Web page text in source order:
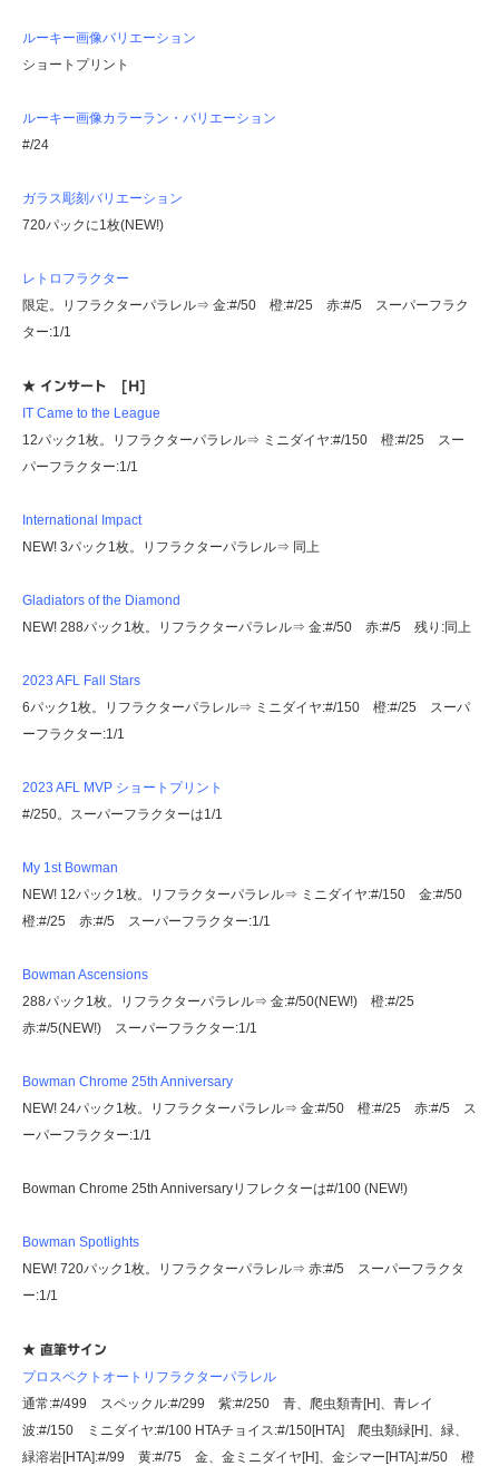
ルーキー画像バリエーション
ショートプリント
ルーキー画像カラーラン・バリエーション
#/24
ガラス彫刻バリエーション
720パックに1枚(NEW!)
レトロフラクター
限定。リフラクターパラレル⇒ 金:#/50 橙:#/25 赤:#/5 スーパーフラク
ター:1/1
★ インサート [H]
IT Came to the League
12パック1枚。リフラクターパラレル⇒ ミニダイヤ:#/150 橙:#/25 スー
パーフラクター:1/1
International Impact
NEW! 3パック1枚。リフラクターパラレル⇒ 同上
Gladiators of the Diamond
NEW! 288パック1枚。リフラクターパラレル⇒ 金:#/50 赤:#/5 残り:同上
2023 AFL Fall Stars
6パック1枚。リフラクターパラレル⇒ ミニダイヤ:#/150 橙:#/25 スーパ
ーフラクター:1/1
2023 AFL MVP ショートプリント
#/250。スーパーフラクターは1/1
My 1st Bowman
NEW! 12パック1枚。リフラクターパラレル⇒ ミニダイヤ:#/150 金:#/50
橙:#/25 赤:#/5 スーパーフラクター:1/1
Bowman Ascensions
288パック1枚。リフラクターパラレル⇒ 金:#/50(NEW!) 橙:#/25
赤:#/5(NEW!) スーパーフラクター:1/1
Bowman Chrome 25th Anniversary
NEW! 24パック1枚。リフラクターパラレル⇒ 金:#/50 橙:#/25 赤:#/5 ス
ーパーフラクター:1/1
Bowman Chrome 25th Anniversaryリフレクターは#/100 (NEW!)
Bowman Spotlights
NEW! 720パック1枚。リフラクターパラレル⇒ 赤:#/5 スーパーフラクタ
ー:1/1
★ 直筆サイン
プロスペクトオートリフラクターパラレル
通常:#/499 スペックル:#/299 紫:#/250 青、爬虫類青[H]、青レイ
波:#/150 ミニダイヤ:#/100 HTAチョイス:#/150[HTA] 爬虫類緑[H]、緑、
緑溶岩[HTA]:#/99 黄:#/75 金、金ミニダイヤ[H]、金シマー[HTA]:#/50 橙